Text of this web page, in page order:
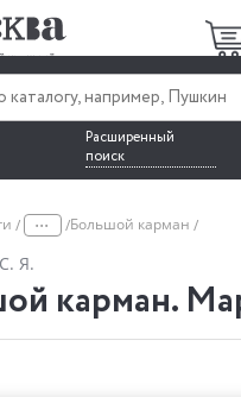
Расширенный
поиск
... Большой карман
Я.
карман.